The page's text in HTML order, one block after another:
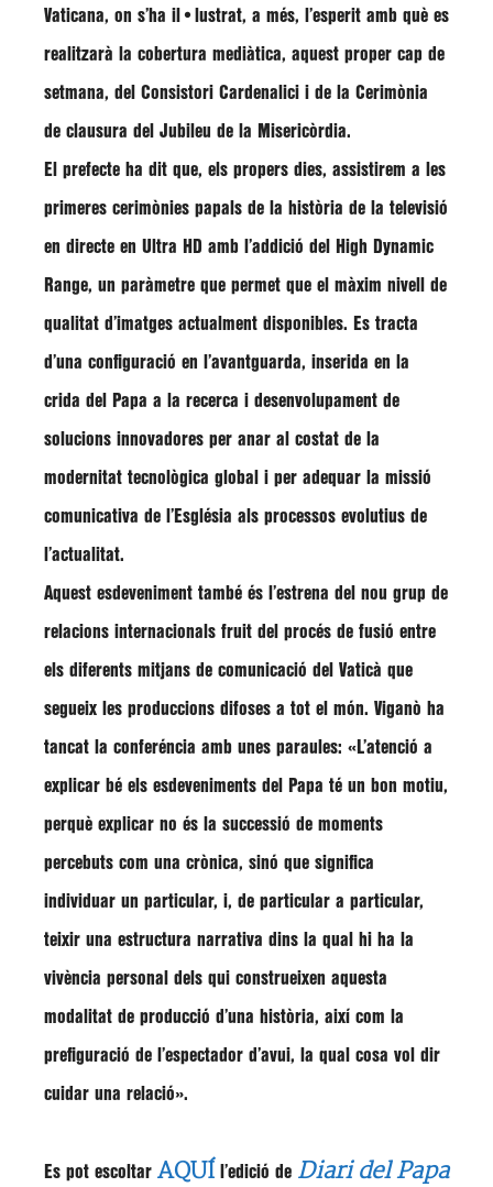
Vaticana, on s’ha il•lustrat, a més, l’esperit amb què es
realitzarà la cobertura mediàtica, aquest proper cap de
setmana, del Consistori Cardenalici i de la Cerimònia
de clausura del Jubileu de la Misericòrdia.
El prefecte ha dit que, els propers dies, assistirem a les
primeres cerimònies papals de la història de la televisió
en directe en Ultra HD amb l’addició del High Dynamic
Range, un paràmetre que permet que el màxim nivell de
qualitat d’imatges actualment disponibles. Es tracta
d’una configuració en l’avantguarda, inserida en la
crida del Papa a la recerca i desenvolupament de
solucions innovadores per anar al costat de la
modernitat tecnològica global i per adequar la missió
comunicativa de l’Església als processos evolutius de
l’actualitat.
Aquest esdeveniment també és l’estrena del nou grup de
relacions internacionals fruit del procés de fusió entre
els diferents mitjans de comunicació del Vaticà que
segueix les produccions difoses a tot el món. Viganò ha
tancat la conferéncia amb unes paraules: «L’atenció a
explicar bé els esdeveniments del Papa té un bon motiu,
perquè explicar no és la successió de moments
percebuts com una crònica, sinó que significa
individuar un particular, i, de particular a particular,
teixir una estructura narrativa dins la qual hi ha la
vivència personal dels qui construeixen aquesta
modalitat de producció d’una història, així com la
prefiguració de l’espectador d’avui, la qual cosa vol dir
cuidar una relació».
Es pot escoltar AQUÍ l’edició de Diari del Papa